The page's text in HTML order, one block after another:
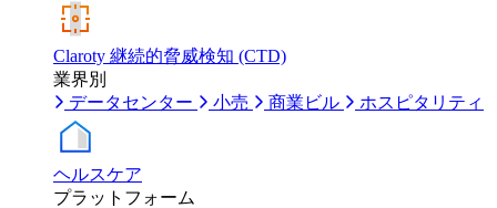
Claroty 継続的脅威検知 (CTD)
業界別
データセンター
小売 商業ビル ホスピタリティ
ヘルスケア
プラットフォーム